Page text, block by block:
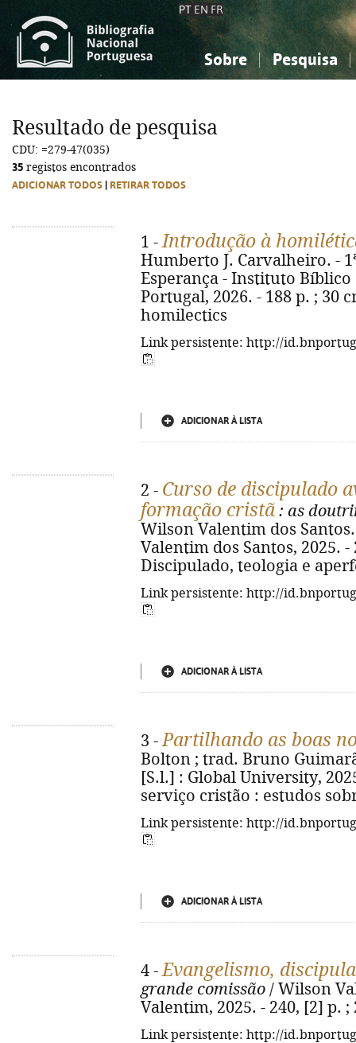
PT EN FR
Sobre Pesquisa
Ciências sociais...
Ciências sociais...
Resultado de pesquisa
CDU: =279-47(035)
35 registos encontrados
ADICIONAR TODOS RETIRAR TODOS
1 -Introdução à
Humberto J. Carvalheiro. -
Esperança - Instituto Bíblico
Portugal, 2026. - 188 p. ;
homilectics
Link persistente: http://
ADICIONAR À LISTA
2 - Curso de discipulado
formação cristã : as
Wilson Valentim dos
Valentim dos Santos, 2025.
Discipulado, teologia e
Link persistente: http://
ADICIONAR À LISTA
3 -Partilhando as boas
Bolton ; trad. Bruno
[S.l.] : Global University,
serviço cristão : estudos
Link persistente: http://
ADICIONAR À LISTA
4 -Evangelismo,
grande comissão / Wilson
Valentim, 2025. - 240, [2] p. ;
Link persistente: http://